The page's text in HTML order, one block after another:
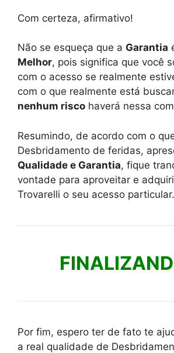
Com certeza, afirmativo!
Não se esqueça que a Garantia
Melhor, pois significa que você
com o acesso se realmente
com o que realmente está
nenhum risco haverá nessa
Resumindo, de acordo com o
Desbridamento de feridas,
Qualidade e Garantia, fique
vontade para aproveitar e
Trovarelli o seu acesso particular.
Por fim, espero ter de fato te
a real qualidade de